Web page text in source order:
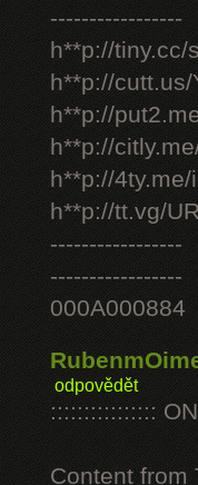
-----------------
h**p://tiny.cc/
h**p://cutt.us/
h**p://
h**p://
h**p://4ty.me/
h**p://tt.vg/
-----------------
-----------------
000A000884
odpovědět
::::::::::::::::
Content from